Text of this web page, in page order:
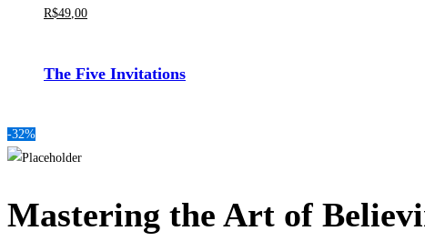
R$49 ,00
The Five Invitations
-32%
Mastering the Art of